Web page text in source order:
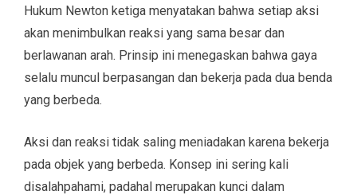
Hukum Newton ketiga menyatakan bahwa setiap aksi
akan menimbulkan reaksi yang sama besar dan
berlawanan arah. Prinsip ini menegaskan bahwa gaya
selalu muncul berpasangan dan bekerja pada dua benda
yang berbeda.
Aksi dan reaksi tidak saling meniadakan karena bekerja
pada objek yang berbeda. Konsep ini sering kali
disalahpahami, padahal merupakan kunci dalam